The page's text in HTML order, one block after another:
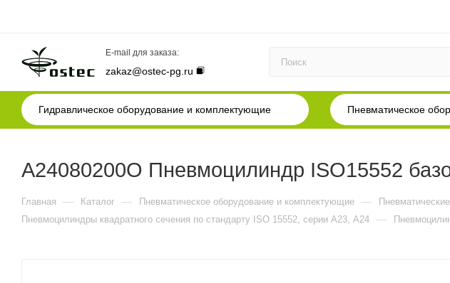
E-mail для заказа:
zakaz@ostec-pg.ru
Гидравлическое оборудование и комплектующие Пневматическое
A24080200O Пневмоцилиндр ISO15552
Главная — Каталог — Пневматическое оборудование и комплектующие —
Пневмоцилиндры квадратного сечения по стандарту ISO 15552, серии А23, А24 —